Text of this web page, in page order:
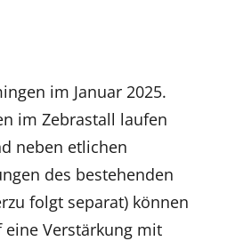
im Januar 2025.
im Zebrastall laufen
neben etlichen
des bestehenden
folgt separat) können
eine Verstärkung mit